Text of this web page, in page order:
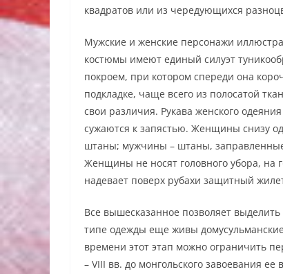
квадратов или из чередующихся
Мужские и женские персонажи
костюмы имеют единый силуэт
покроем, при котором спереди она
подкладке, чаще всего из полосатой
свои различия. Рукава женского
сужаются к запястью. Женщины снизу
штаны; мужчины – штаны,
Женщины не носят головного убора, на
надевает поверх рубахи защитный
Все вышесказанное позволяет
типе одежды еще живы
времени этот этап можно ограничить
– VIII вв. до монгольского завоевания